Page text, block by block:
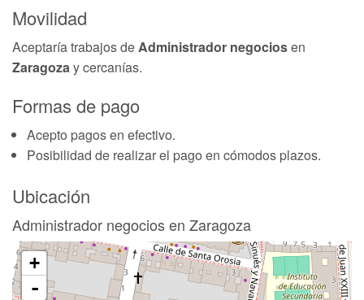
Movilidad
Aceptaría trabajos deAdministrador negociosen
Zaragozay cercanías.
Formas de pago
Acepto pagos en efectivo.
Posibilidad de realizar el pago en cómodos plazos.
Ubicación
Administrador negocios en Zaragoza
+
-